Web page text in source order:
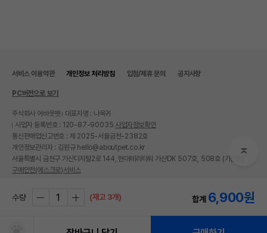
수량 (재고 3개) 합계 6,900원
서비스 이용약관 개인정보 처리방침 입점/제휴 문의 공지사항
PC버전으로 보기
주식회사 어바웃펫
대표자명 : 나옥귀
사업자 등록번호 : 120-87-90035 사업자정보확인
통신판매업신고번호 : 제 2025-서울금천-2382호
개인정보관리자 : 김원규 hello@aboutpet.co.kr
서울특별시 금천구 가산디지털2로 144, 현대테라타워 가산DK 507호, 508호 (가산동)
구매안전(에스크로)서비스